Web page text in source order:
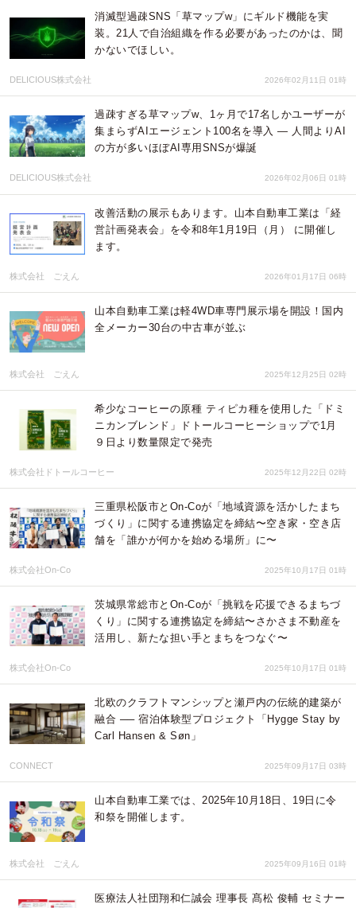
消滅型過疎SNS「草マップw」にギルド機能を実
装。21人で自治組織を作る必要があったのかは、聞
かないでほしい。
DELICIOUS株式会社 2026年02月11日 01時
過疎すぎる草マップw、1ヶ月で17名しかユーザーが
集まらずAIエージェント100名を導入 ― 人間よりAI
の方が多いほぼAI専用SNSが爆誕
DELICIOUS株式会社 2026年02月06日 01時
改善活動の展示もあります。山本自動車工業は「経
営計画発表会」を令和8年1月19日（月） に開催し
ます。
株式会社 ごえん 2026年01月17日 06時
山本自動車工業は軽4WD車専門展示場を開設！国内
全メーカー30台の中古車が並ぶ
株式会社 ごえん 2025年12月25日 02時
希少なコーヒーの原種 ティピカ種を使用した「ドミ
ニカンブレンド」ドトールコーヒーショップで1月
９日より数量限定で発売
株式会社ドトールコーヒー 2025年12月22日 02時
三重県松阪市とOn-Coが「地域資源を活かしたまち
づくり」に関する連携協定を締結〜空き家・空き店
舗を「誰かが何かを始める場所」に〜
株式会社On-Co 2025年10月17日 01時
茨城県常総市とOn-Coが「挑戦を応援できるまちづ
くり」に関する連携協定を締結〜さかさま不動産を
活用し、新たな担い手とまちをつなぐ〜
株式会社On-Co 2025年10月17日 01時
北欧のクラフトマンシップと瀬戸内の伝統的建築が
融合 ── 宿泊体験型プロジェクト「Hygge Stay by
Carl Hansen & Søn」
CONNECT 2025年09月17日 03時
山本自動車工業では、2025年10月18日、19日に令
和祭を開催します。
株式会社 ごえん 2025年09月16日 01時
医療法人社団翔和仁誠会 理事長 髙松 俊輔 セミナー